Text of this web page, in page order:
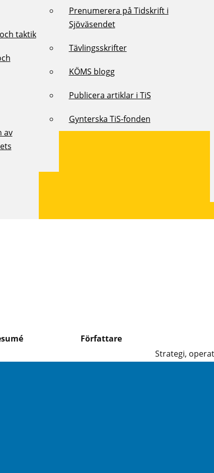
taktik
av
Prenumerera på Tidskrift i
Sjöväsendet
Tävlingsskrifter
KÖMS blogg
Publicera artiklar i TiS
Gynterska TiS-fonden
Författare
Strategi,